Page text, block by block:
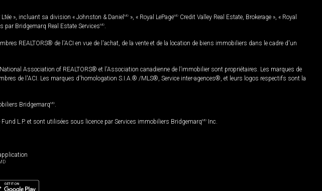
Ltée », incluant sa division « Johnston & Daniel MD », « Royal LePageMD Credit Valley Real Estate, Brokerage », « Royal
par Bridgemarq Real Estate ServicesMD
REALTORS® de l'ACI en vue de l'achat, de la vente et de la location de biens immobiliers dans le cadre d'un
Association of REALTORS® et l'Association canadienne de l’immobilier sont propriétaires. Les marques de
de l'ACI. Les marques d'homologation S.I.A.® /MLS®, Service inter-agences®, et leurs logos respectifs sont la
BridgemarqMD
L.P. et sont utilisées sous licence par Services immobiliers BridgemarqMD Inc.